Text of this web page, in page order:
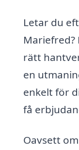
Letar du
rätt
en
enkelt för
få
Oavsett